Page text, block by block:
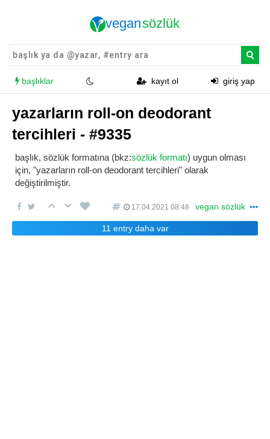
başlıklar kayıt ol giriş yap
yazarların roll-on deodorant
tercihleri - #9335
başlık, sözlük formatına (bkz:sözlük formatı) uygun olması
için, "yazarların roll-on deodorant tercihleri" olarak
değiştirilmiştir.
17.04.2021 08:48 vegan sözlük
11 entry daha var